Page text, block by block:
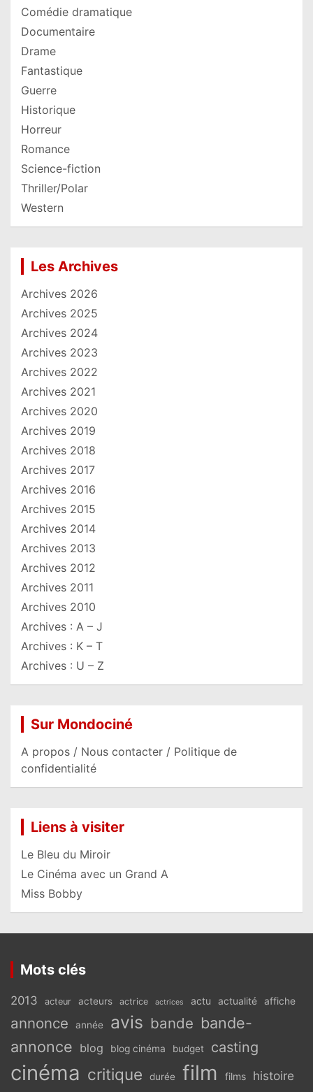
Comédie dramatique
Documentaire
Drame
Fantastique
Guerre
Historique
Horreur
Romance
Science-fiction
Thriller/Polar
Western
Les Archives
Archives 2026
Archives 2025
Archives 2024
Archives 2023
Archives 2022
Archives 2021
Archives 2020
Archives 2019
Archives 2018
Archives 2017
Archives 2016
Archives 2015
Archives 2014
Archives 2013
Archives 2012
Archives 2011
Archives 2010
Archives : A – J
Archives : K – T
Archives : U – Z
Sur Mondociné
A propos / Nous contacter / Politique de
confidentialité
Liens à visiter
Le Bleu du Miroir
Le Cinéma avec un Grand A
Miss Bobby
Mots clés
2013 acteur acteurs actrice actrices actu actualité affiche
annonce année avis bande bande-
annonce blog blog cinéma budget casting
cinéma critique durée film films histoire